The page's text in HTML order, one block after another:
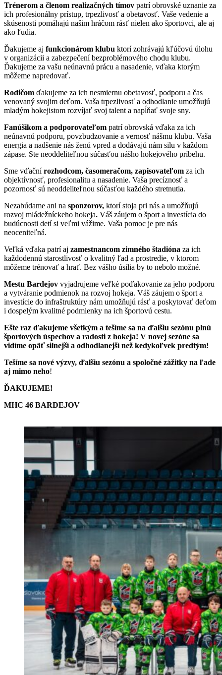
Trénerom a členom realizačných tímov patrí obrovské uznanie za
ich profesionálny prístup, trpezlivosť a obetavosť. Vaše vedenie a
skúsenosti pomáhajú našim hráčom rásť nielen ako športovci, ale aj
ako ľudia.
Ďakujeme aj funkcionárom klubu ktorí zohrávajú kľúčovú úlohu
v organizácii a zabezpečení bezproblémového chodu klubu.
Ďakujeme za vašu neúnavnú prácu a nasadenie, vďaka ktorým
môžeme napredovať.
Rodičom ďakujeme za ich nesmiernu obetavosť, podporu a čas
venovaný svojim deťom. Vaša trpezlivosť a odhodlanie umožňujú
mladým hokejistom rozvíjať svoj talent a napĺňať svoje sny.
Fanúšikom a podporovateľom patrí obrovská vďaka za ich
neúnavnú podporu, povzbudzovanie a vernosť nášmu klubu. Vaša
energia a nadšenie nás ženú vpred a dodávajú nám silu v každom
zápase. Ste neoddeliteľnou súčasťou nášho hokejového príbehu.
Sme vďačnírozhodcom, časomeračom, zapisovateľom za ich
objektívnosť, profesionalitu a nasadenie. Vaša precíznosť a
pozornosť sú neoddeliteľnou súčasťou každého stretnutia.
Nezabúdame ani na sponzorov, ktorí stoja pri nás a umožňujú
rozvoj mládežníckeho hokeja. Váš záujem o šport a investícia do
budúcnosti detí si veľmi vážime. Vaša pomoc je pre nás
neoceniteľná.
Veľká vďaka patrí aj zamestnancom zimného štadióna za ich
každodennú starostlivosť o kvalitný ľad a prostredie, v ktorom
môžeme trénovať a hrať. Bez vášho úsilia by to nebolo možné.
Mestu Bardejov vyjadrujeme veľké poďakovanie za jeho podporu
a vytváranie podmienok na rozvoj hokeja. Váš záujem o šport a
investície do infraštruktúry nám umožňujú rásť a poskytovať deťom
i dospelým kvalitné podmienky na ich športovú cestu.
Ešte raz ďakujeme všetkým a tešíme sa na ďalšiu sezónu plnú
športových úspechov a radosti z hokeja! V novej sezóne sa
vidíme opäť silnejší a odhodlanejší než kedykoľvek predtým!
Tešíme sa nové výzvy, ďalšiu sezónu a spoločné zážitky na ľade
aj mimo neho!
ĎAKUJEME!
MHC 46 BARDEJOV